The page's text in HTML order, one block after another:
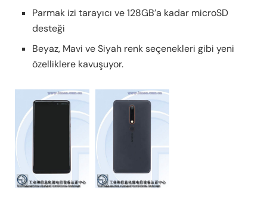
Parmak izi tarayıcı ve 128GB’a kadar microSD
desteği
Beyaz, Mavi ve Siyah renk seçenekleri gibi yeni
özelliklere kavuşuyor.